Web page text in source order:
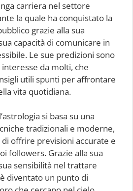
carriera nel settore
la quale ha conquistato la
grazie alla sua
capacità di comunicare in
Le sue predizioni sono
da molti, che
utili spunti per affrontare
vita quotidiana.
si basa su una
tradizionali e moderne,
offrire previsioni accurate e
followers. Grazie alla sua
sensibilità nel trattare
diventato un punto di